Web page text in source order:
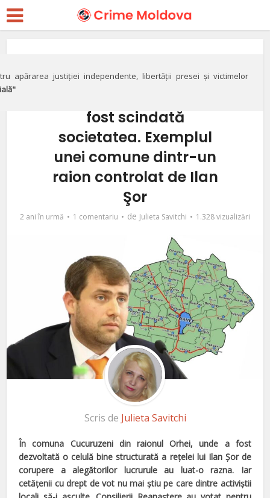
apărarea justiției independente, libertății presei și victimelor
Satul în care lucrurile
fost scindată
societatea. Exemplul
unei comune dintr-un
raion controlat de Ilan
Şor
2 ani în urmă 1 comentariu de Julieta Savitchi 1.328 vizualizări
Scris de Julieta Savitchi
În comuna Cucuruzeni din raionul Orhei, unde a fost
dezvoltată o celulă bine structurată a reţelei lui Ilan Şor de
corupere a alegătorilor lucrurule au luat-o razna. Iar
cetăţenii cu drept de vot nu mai ştiu pe care dintre activiştii